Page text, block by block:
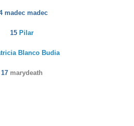
madec madec
15 Pilar
Blanco Budia
17 marydeath